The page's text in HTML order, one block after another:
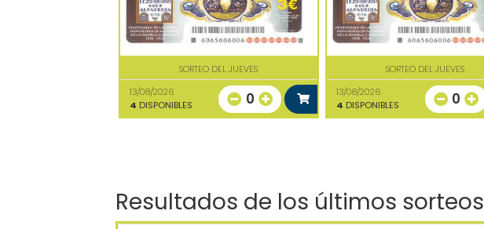
SORTEO DEL JUEVES
13/08/2026
4 DISPONIBLES 0
SORTEO DEL JUEVES
13/08/2026
4 DISPONIBLES 0
Resultados de los últimos sorteos